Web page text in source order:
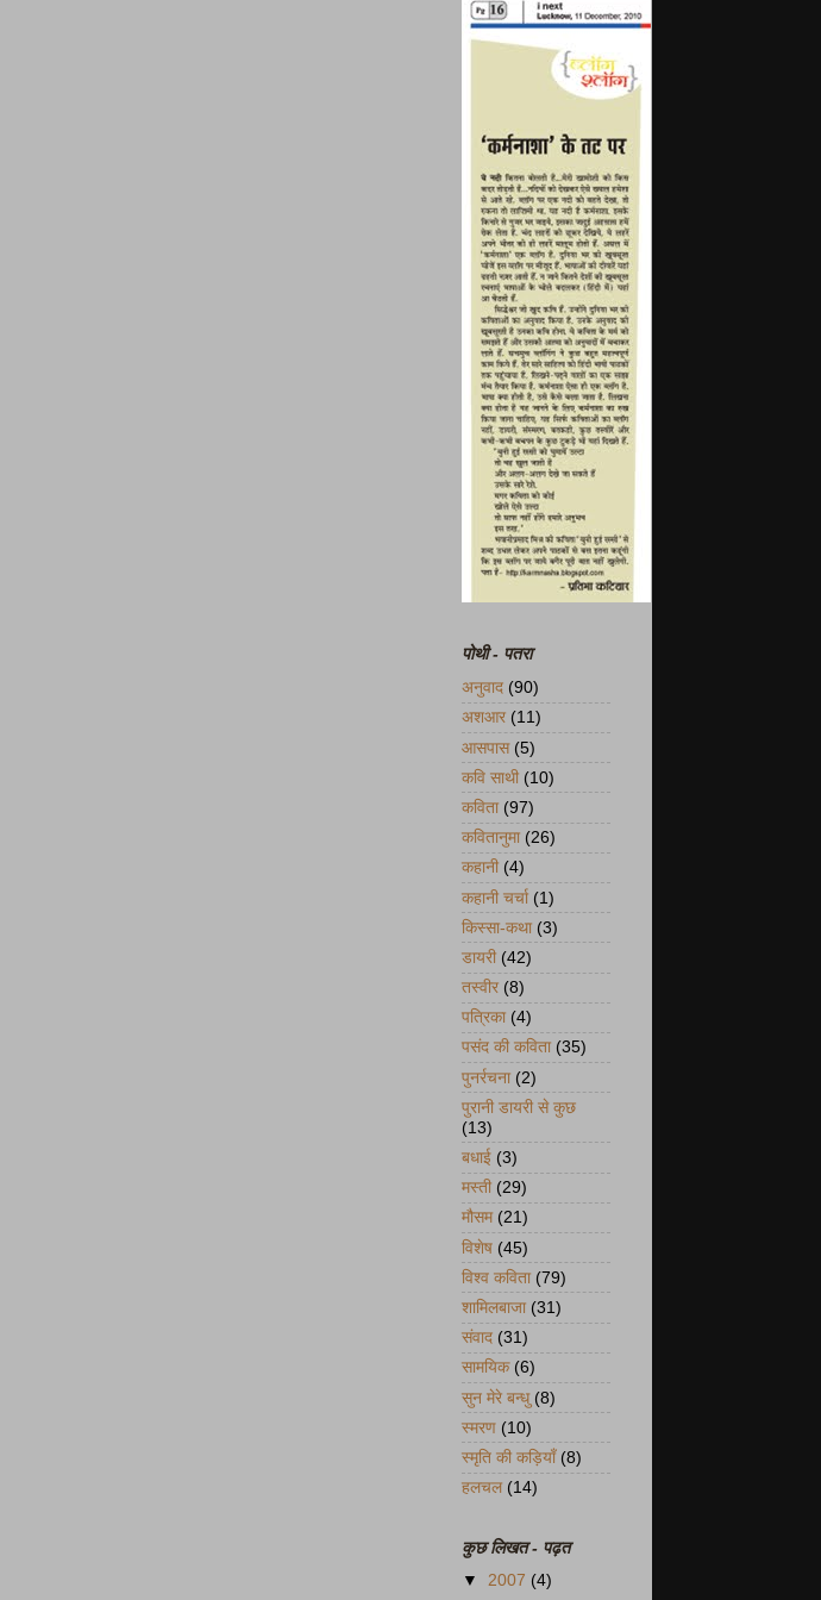
पोथी - पतरा
अनुवाद (90)
अशआर (11)
आसपास (5)
कवि साथी (10)
कविता (97)
कवितानुमा (26)
कहानी (4)
कहानी चर्चा (1)
किस्सा-कथा (3)
डायरी (42)
तस्वीर (8)
पत्रिका (4)
पसंद की कविता (35)
पुनर्रचना (2)
पुरानी डायरी से कुछ
(13)
बधाई (3)
मस्ती (29)
मौसम (21)
विशेष (45)
विश्व कविता (79)
शामिलबाजा (31)
संवाद (31)
सामयिक (6)
सुन मेरे बन्धु (8)
स्मरण (10)
स्मृति की कड़ियाँ (8)
हलचल (14)
कुछ लिखत - पढ़त
▼ 2007 (4)